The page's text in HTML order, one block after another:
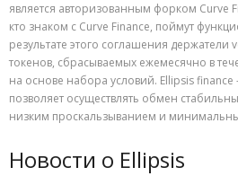
является авторизованным форком Curve
кто знаком с Curve Finance, поймут
результате этого соглашения держатели
токенов, сбрасываемых ежемесячно в
на основе набора условий. Ellipsis finance
позволяет осуществлять обмен
низким проскальзыванием и
Новости о Ellipsis